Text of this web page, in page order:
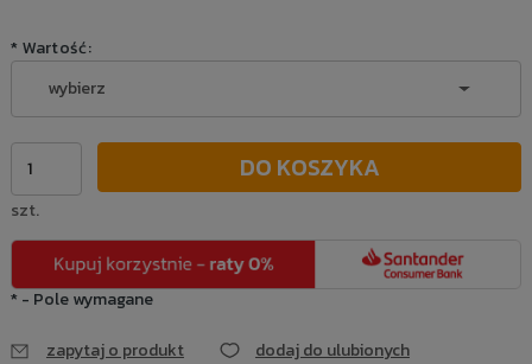
* Wartość:
szt.
DO KOSZYKA
* - Pole wymagane
zapytaj o produkt dodaj do ulubionych